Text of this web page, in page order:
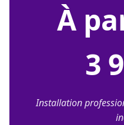
À
3
Installation